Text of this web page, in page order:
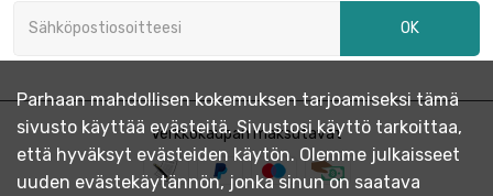
OK
Verkkokaupan maksutavat
Parhaan mahdollisen kokemuksen tarjoamiseksi tämä
sivusto käyttää evästeitä. Sivustosi käyttö tarkoittaa,
että hyväksyt evästeiden käytön. Olemme julkaisseet
uuden evästekäytännön, jonka sinun on saatava